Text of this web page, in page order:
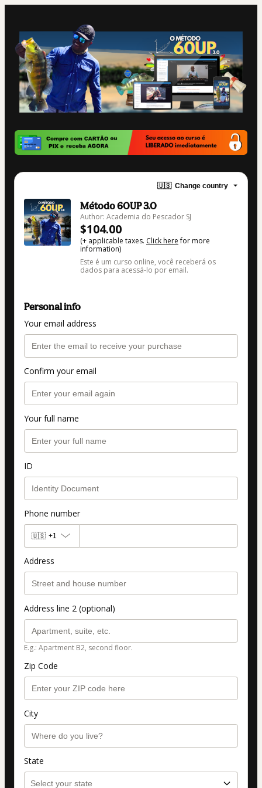
🇺🇸 Change country
Método 60UP 3.0
Author: Academia do Pescador SJ
$104.00
(+ applicable taxes. Click herefor more
information)
Este é um curso online, você receberá os
dados para acessá-lo por email.
Personal info
Your email address
Confirm your email
Your full name
ID
Phone number
🇺🇸 +1
Address
Address line 2 (optional)
E.g.: Apartment B2, second floor.
Zip Code
City
State